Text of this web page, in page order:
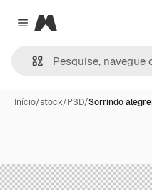
Close menu
Magnific
Início/stock/PSD/Sorrindo